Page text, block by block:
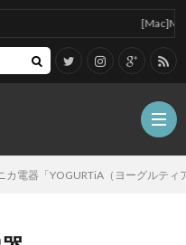
[Mac]Mac mini
カ電器「YOGURTiA（ヨーグルテ